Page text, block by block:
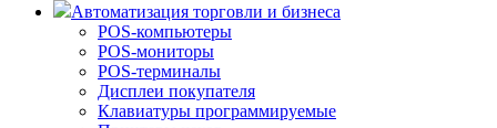
Автоматизация торговли и бизнеса
POS-компьютеры
POS-мониторы
POS-терминалы
Дисплеи покупателя
Клавиатуры программируемые